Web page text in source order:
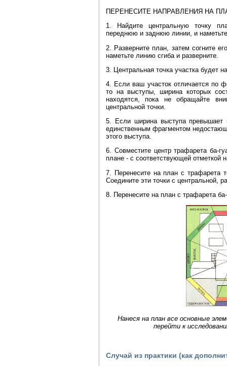
ПЕРЕНЕСИТЕ НАПРАВЛЕНИЯ НА
1. Найдите центральную точку
переднюю и заднюю линии, и
2. Разверните план, затем согните
наметьте линию сгиба и разверните.
3. Центральная точка участка будет
4. Если ваш участок отличается по
то на выступы, ширина которых
находятся, пока не обращайте
центральной точки.
5. Если ширина выступа превышает
единственным фрагментом
этого выступа.
6. Совместите центр трафарета ба-
плане - с соответствующей отметкой
7. Перенесите на план с трафарета
Соедините эти точки с центральной,
8. Перенесите на план с трафарета
Нанеся на план все основные
перейти к
Случай из практики (как